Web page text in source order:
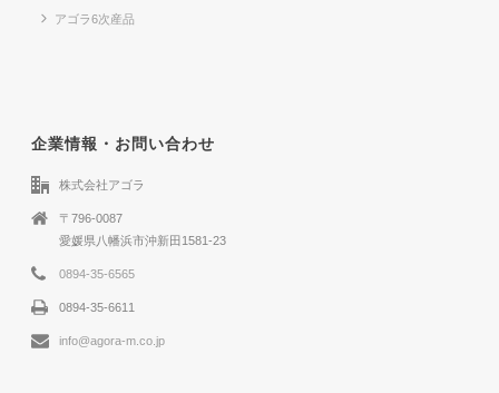
アゴラ6次産品
企業情報・お問い合わせ
株式会社アゴラ
〒796-0087
愛媛県八幡浜市沖新田1581-23
0894-35-6565
0894-35-6611
info@agora-m.co.jp